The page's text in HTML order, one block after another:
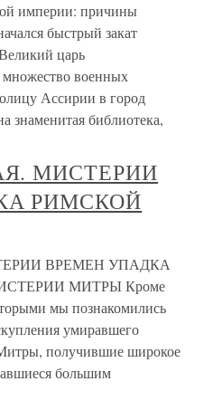
империи: причины
быстрый закат
царь
военных
Ассирии в город
знаменитая библиотека,
МИСТЕРИИ
РИМСКОЙ
ВРЕМЕН УПАДКА
МИТРЫ Кроме
мы познакомились
умиравшего
получившие широкое
большим